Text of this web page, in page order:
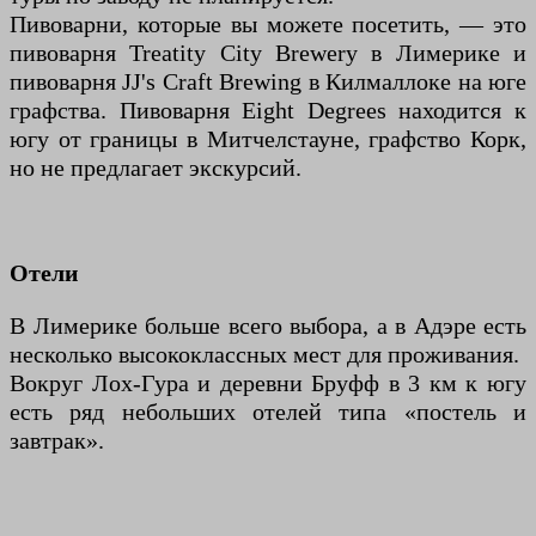
Пивоварни, которые вы можете посетить, — это
пивоварня Treatity City Brewery в Лимерике и
пивоварня JJ's Craft Brewing в Килмаллоке на юге
графства. Пивоварня Eight Degrees находится к
югу от границы в Митчелстауне, графство Корк,
но не предлагает экскурсий.
Отели
В Лимерике больше всего выбора, а в Адэре есть
несколько высококлассных мест для проживания.
Вокруг Лох-Гура и деревни Бруфф в 3 км к югу
есть ряд небольших отелей типа «постель и
завтрак».